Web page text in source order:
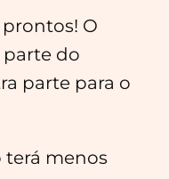
prontos! O
do
parte para o
terá menos